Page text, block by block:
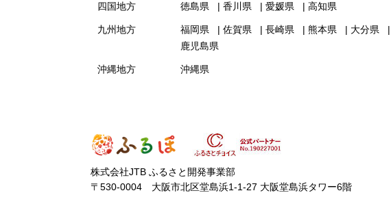
四国地方 徳島県 香川県 愛媛県 高知県
九州地方 福岡県 佐賀県 長崎県 熊本県 大分県
鹿児島県
沖縄地方 沖縄県
株式会社JTB ふるさと開発事業部
〒530-0004 大阪市北区堂島浜1-1-27 大阪堂島浜タワー6階